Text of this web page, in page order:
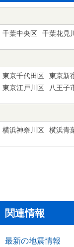
千葉中央区 千葉花見
東京千代田区 東京新
東京江戸川区
八王子
横浜神奈川区 横浜青
関連情報
最新の地震情報